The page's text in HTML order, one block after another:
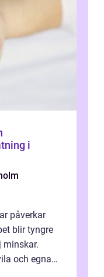
i
påverkar
blir tyngre
och egna